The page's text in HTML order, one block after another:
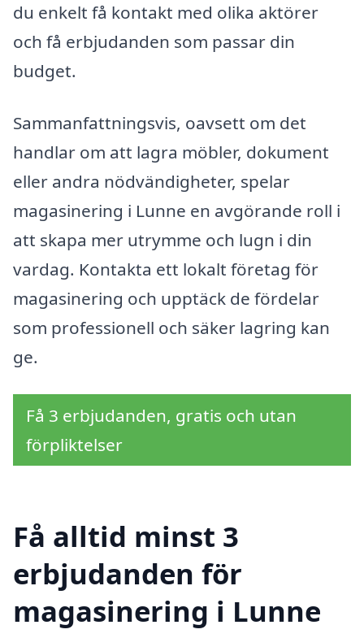
du enkelt få kontakt med olika aktörer
och få erbjudanden som passar din
budget.
Sammanfattningsvis, oavsett om det
handlar om att lagra möbler, dokument
eller andra nödvändigheter, spelar
magasinering i Lunne en avgörande roll i
att skapa mer utrymme och lugn i din
vardag. Kontakta ett lokalt företag för
magasinering och upptäck de fördelar
som professionell och säker lagring kan
ge.
Få 3 erbjudanden, gratis och utan
förpliktelser
Få alltid minst 3
erbjudanden för
magasinering i Lunne